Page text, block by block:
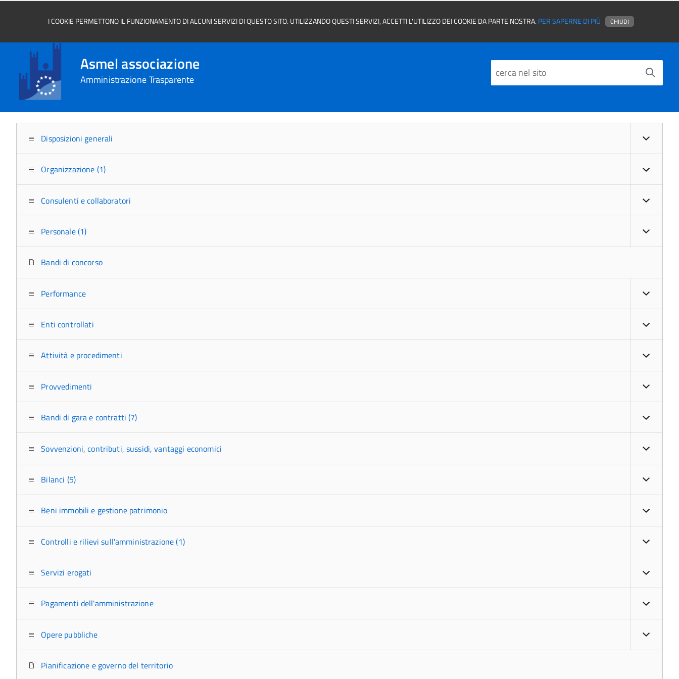
Asmel associazione
Amministrazione Trasparente
Disposizioni generali
Organizzazione (1)
Consulenti e collaboratori
Personale (1)
Bandi di concorso
Performance
Enti controllati
Attività e procedimenti
Provvedimenti
Bandi di gara e contratti (7)
Sovvenzioni, contributi, sussidi, vantaggi economici
Bilanci (5)
Beni immobili e gestione patrimonio
Controlli e rilievi sull'amministrazione (1)
Servizi erogati
Pagamenti dell'amministrazione
Opere pubbliche
Pianificazione e governo del territorio
I COOKIE PERMETTONO IL FUNZIONAMENTO DI ALCUNI SERVIZI DI QUESTO SITO. UTILIZZANDO QUESTI SERVIZI, ACCETTI L'UTILIZZO DEI COOKIE DA PARTE NOSTRA. PER SAPERNE DI PIÙ CHIUDI